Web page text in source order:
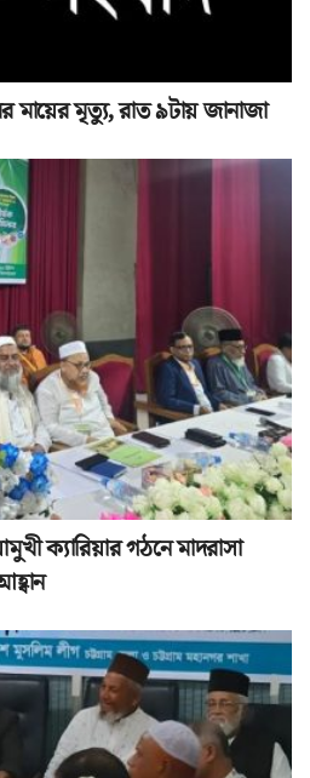
মৃত্যু, রাত ৯টায় জানাজা
ক্যারিয়ার গঠনে মাদরাসা